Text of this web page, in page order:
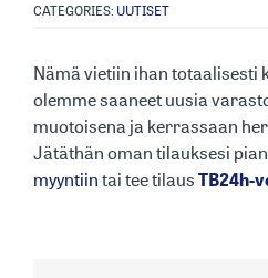
CATEGORIES: UUTISET
Nämä vietiin ihan totaalisesti
olemme saaneet uusia
muotoisena ja kerrassaan
Jätäthän oman tilauksesi
myyntiintai tee tilausTB24h-